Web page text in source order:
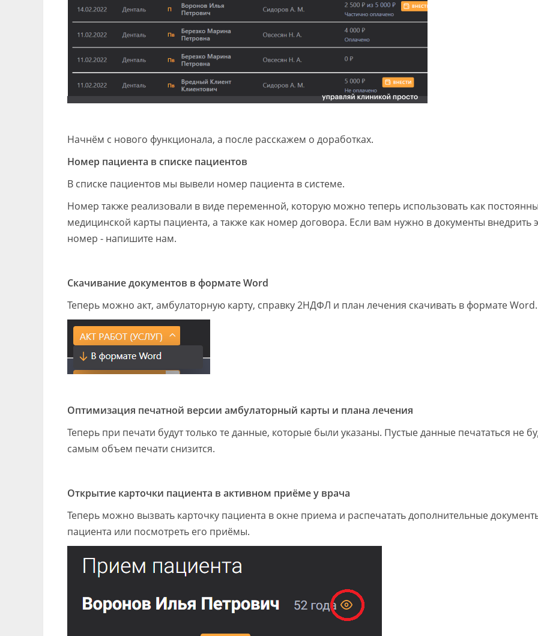
Начнём с нового функционала, а после расскажем о доработках.
Номер пациента в списке пациентов
В списке пациентов мы вывели номер пациента в системе.
Номер также реализовали в виде переменной, которую можно теперь использовать как
медицинской карты пациента, а также как номер договора. Если вам нужно в документы внедрить
номер - напишите нам.
Скачивание документов в формате Word
Теперь можно акт, амбулаторную карту, справку 2НДФЛ и план лечения скачивать в формате Word.
Оптимизация печатной версии амбулаторный карты и плана лечения
Теперь при печати будут только те данные, которые были указаны. Пустые данные печататься не
самым объем печати снизится.
Открытие карточки пациента в активном приёме у врача
Теперь можно вызвать карточку пациента в окне приема и распечатать дополнительные
пациента или посмотреть его приёмы.